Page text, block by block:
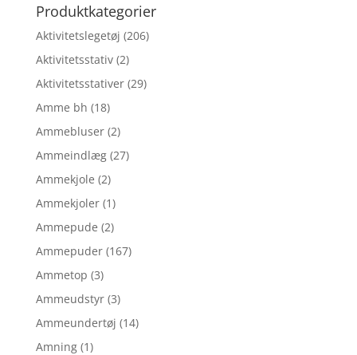
Produktkategorier
Aktivitetslegetøj (206)
Aktivitetsstativ (2)
Aktivitetsstativer (29)
Amme bh (18)
Ammebluser (2)
Ammeindlæg (27)
Ammekjole (2)
Ammekjoler (1)
Ammepude (2)
Ammepuder (167)
Ammetop (3)
Ammeudstyr (3)
Ammeundertøj (14)
Amning (1)